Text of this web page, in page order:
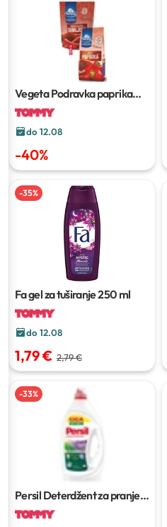
Vegeta Podravka paprika
začin
do 12.08
-40%
-35%
Fa gel za tuširanje250 ml
do 12.08
1,79 € 2,79 €
-33%
Persil Deterdžent za pranje
rublja6.05 kg ili 4.95 L